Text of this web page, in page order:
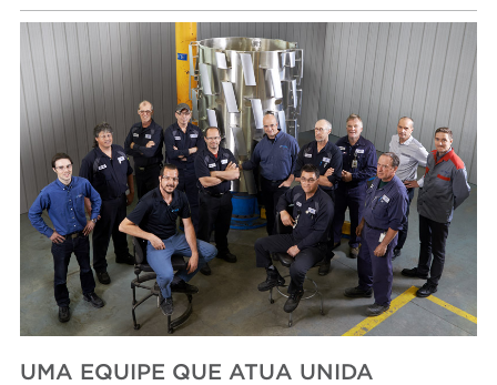
UMA EQUIPE QUE ATUA UNIDA